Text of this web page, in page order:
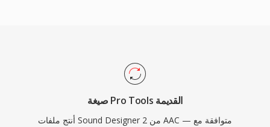
صيغة Pro Tools القديمة
أنتج ملفات Sound Designer 2 من AAC — متوافقة مع